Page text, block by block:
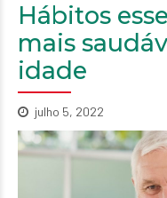
Hábitos
mais
idade
julho 5, 2022